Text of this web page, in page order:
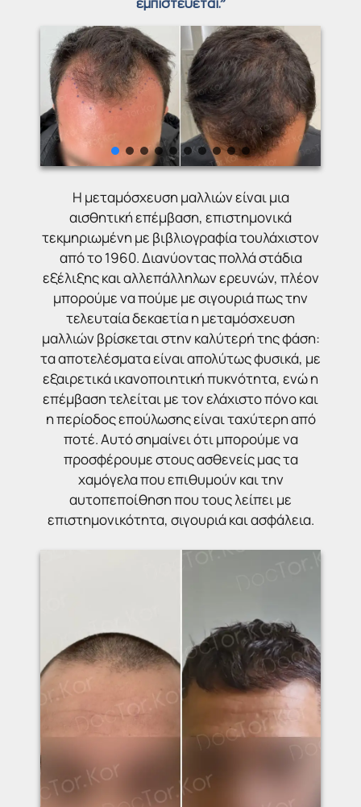
εμπιστεύεται.”
Η μεταμόσχευση μαλλιών είναι μια
αισθητική επέμβαση, επιστημονικά
τεκμηριωμένη με βιβλιογραφία τουλάχιστον
από το 1960. Διανύοντας πολλά στάδια
εξέλιξης και αλλεπάλληλων ερευνών, πλέον
μπορούμε να πούμε με σιγουριά πως την
τελευταία δεκαετία η μεταμόσχευση
μαλλιών βρίσκεται στην καλύτερή της φάση:
τα αποτελέσματα είναι απολύτως φυσικά, με
εξαιρετικά ικανοποιητική πυκνότητα, ενώ η
επέμβαση τελείται με τον ελάχιστο πόνο και
η περίοδος επούλωσης είναι ταχύτερη από
ποτέ. Αυτό σημαίνει ότι μπορούμε να
προσφέρουμε στους ασθενείς μας τα
χαμόγελα που επιθυμούν και την
αυτοπεποίθηση που τους λείπει με
επιστημονικότητα, σιγουριά και ασφάλεια.